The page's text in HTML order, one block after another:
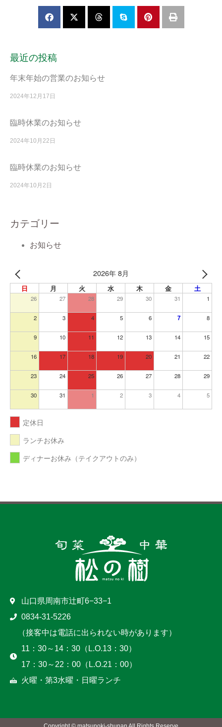
最近の投稿
年末年始の営業のお知らせ
2024年12月17日
臨時休業のお知らせ
2024年10月22日
臨時休業のお知らせ
2024年10月2日
カテゴリー
お知らせ
2026年 8月
日 月 火 水 木 金 土
26 27 28 29 30 31 1
2 3 4 5 6 7 8
9 10 11 12 13 14 15
16 17 18 19 20 21 22
23 24 25 26 27 28 29
30 31 1 2 3 4 5
定休日
ランチお休み
ディナーお休み（テイクアウトのみ）
山口県周南市辻町6−33−1
0834-31-5226
（接客中は電話に出られない時があります）
11：30～14：30（L.O.13：30）
17：30～22：00（L.O.21：00）
火曜・第3水曜・日曜ランチ